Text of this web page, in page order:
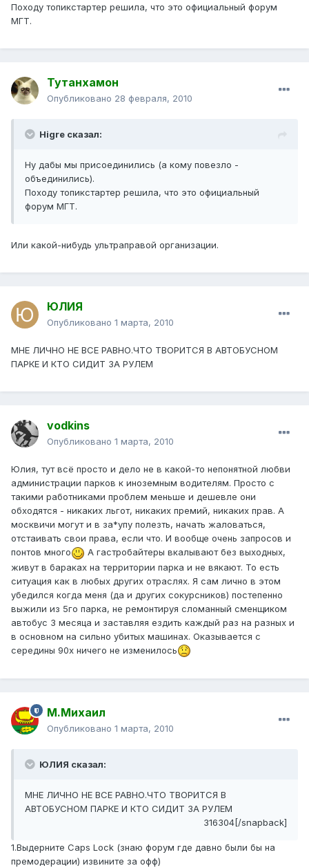
Походу топикстартер решила, что это официальный форум
МГТ.
Тутанхамон
Опубликовано 28 февраля, 2010
Higre сказал:
Ну дабы мы присоединились (а кому повезло -
объединились).
Походу топикстартер решила, что это официальный
форум МГТ.
Или какой-нибудь ультраправой организации.
ЮЛИЯ
Опубликовано 1 марта, 2010
МНЕ ЛИЧНО НЕ ВСЕ РАВНО.ЧТО ТВОРИТСЯ В АВТОБУСНОМ
ПАРКЕ И КТО СИДИТ ЗА РУЛЕМ
vodkins
Опубликовано 1 марта, 2010
Юлия, тут всё просто и дело не в какой-то непонятной любви
администрации парков к иноземным водителям. Просто с
такими работниками проблем меньше и дешевле они
обходятся - никаких льгот, никаких премий, никаких прав. А
москвичи могут и в за*упу полезть, начать жаловаться,
отстаивать свои права, если что. И вообще очень запросов и
понтов много
А гастробайтеры вкалывают без выходных,
живут в бараках на территории парка и не вякают. То есть
ситуация как в любых других отраслях. Я сам лично в этом
убедился когда меня (да и других сокурсников) постепенно
выжили из 5го парка, не ремонтируя сломанный сменщиком
автобус 3 месяца и заставляя ездить каждый раз на разных и
в основном на сильно убитых машинах. Оказывается с
середины 90х ничего не изменилось
М.Михаил
Опубликовано 1 марта, 2010
ЮЛИЯ сказал:
МНЕ ЛИЧНО НЕ ВСЕ РАВНО.ЧТО ТВОРИТСЯ В
АВТОБУСНОМ ПАРКЕ И КТО СИДИТ ЗА РУЛЕМ
316304[/snapback]
1.Выдерните Caps Lock (знаю форум где давно были бы на
премодерации) извините за офф)